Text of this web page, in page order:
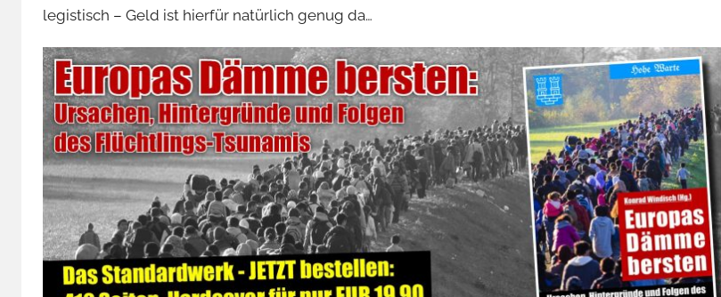
legistisch – Geld ist hierfür natürlich genug da…